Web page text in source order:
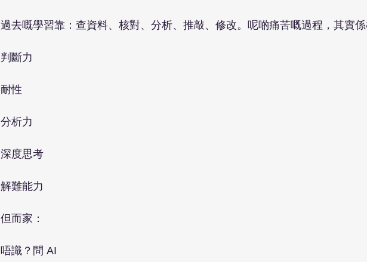
過去嘅學習靠：查資料、核對、分析、推敲、修改。呢啲痛苦嘅過程，其實
判斷力
耐性
分析力
深度思考
解難能力
但而家：
唔識？問 AI